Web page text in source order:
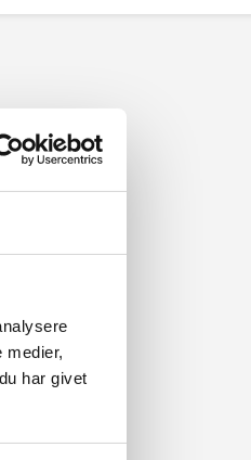
medier,
har givet